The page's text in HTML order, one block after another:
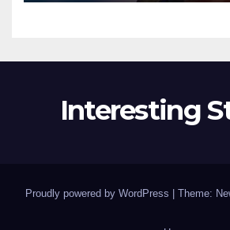
Interesting
Proudly powered by WordPress Theme: